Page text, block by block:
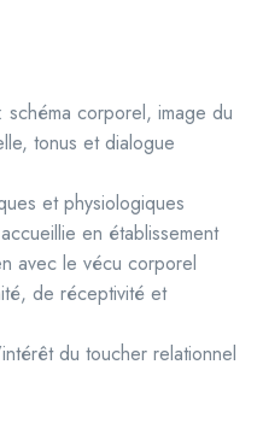
corporel, image du
tonus et dialogue
et physiologiques
en établissement
avec le vécu corporel
de réceptivité et
du toucher relationnel